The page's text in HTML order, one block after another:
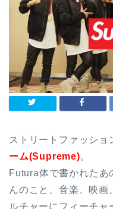
ストリートファッショ
ーム(Supreme)。
Futura体で書かれたあ
んのこと、音楽、映画
ルチャーにフィーチャ